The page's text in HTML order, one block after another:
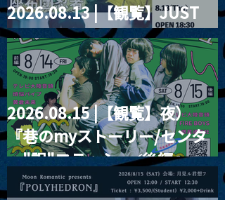
2026.08.13 |【観覧】JUST
RIGHT!! vol.26
2026.08.15 |【観覧】夜）
『巷のmyストーリー/センタ
ー"訳"フラッシュ⚡️後編』